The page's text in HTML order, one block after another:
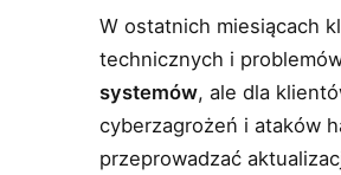
W ostatnich miesiącach
technicznych i
systemów, ale dla
cyberzagrożeń i ataków
przeprowadzać